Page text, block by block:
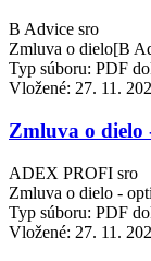
B Advice sro
Zmluva o dielo[B
Typ súboru: PDF
Vložené: 27. 11.
Zmluva o dielo
ADEX PROFI sro
Zmluva o dielo -
Typ súboru: PDF
Vložené: 27. 11.